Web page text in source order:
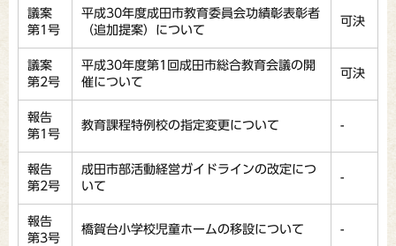
議案
第1号
平成30年度成田市教育委員会功績彰表彰者
（追加提案）について
可決
議案
第2号
平成30年度第1回成田市総合教育会議の開
催について
可決
報告
第1号
教育課程特例校の指定変更について -
報告
第2号
成田市部活動経営ガイドラインの改定につ
いて
-
報告
第3号
橋賀台小学校児童ホームの移設について -